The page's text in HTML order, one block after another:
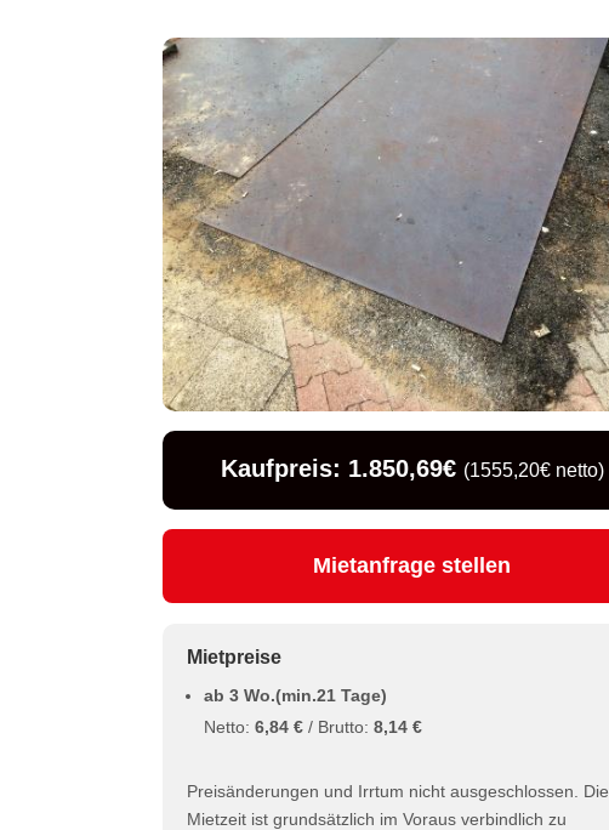
Kaufpreis: 1.850,69€ (1555,20€ netto)
Mietanfrage stellen
Mietpreise
ab 3 Wo.(min.21 Tage)
Netto:6,84 € / Brutto:8,14 €
Preisänderungen und Irrtum nicht ausgeschlossen. Die
Mietzeit ist grundsätzlich im Voraus verbindlich zu